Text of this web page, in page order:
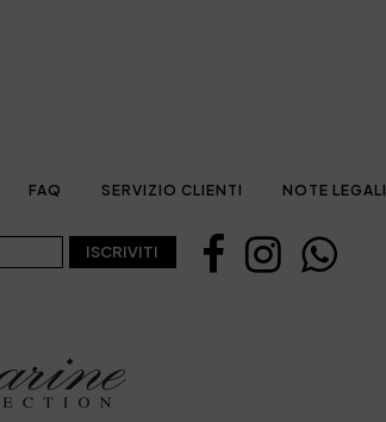
FAQ SERVIZIO CLIENTI NOTE LEGALI
ISCRIVITI